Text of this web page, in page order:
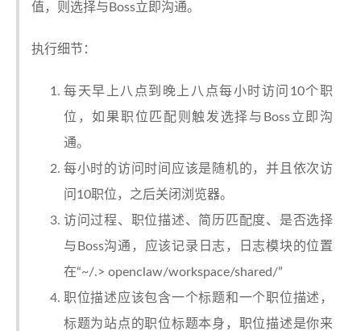
值，则选择与Boss立即沟通。
执行细节：
每天早上八点到晚上八点每小时访问10个职
位，如果职位匹配则触发选择与Boss立即沟
通。
每小时的访问时间应该是随机的，并且依次访
问10职位，之后关闭浏览器。
访问过程、职位描述、简历匹配度、是否选择
与Boss沟通，应该记录日志，日志模块的位置
在“~/.> openclaw/workspace/shared/”
职位描述应该包含一个标题和一个职位描述，
标题为站点的职位标题本身，职位描述是你来